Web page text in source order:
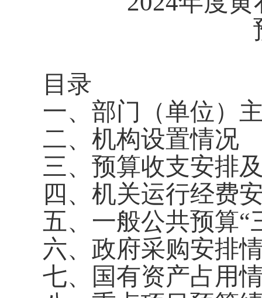
目录
一、部门（单位）
二、 机构设置情况
三、预算收支安排
四、机关运行经费
五、一般公共预算“
六、 政府采购安排
七、
国有资产占用